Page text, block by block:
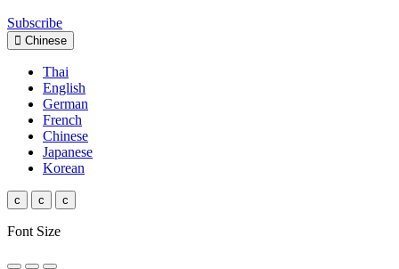
Subscribe
Chinese
Thai
English
German
French
Chinese
Japanese
Korean
c c c
Font Size